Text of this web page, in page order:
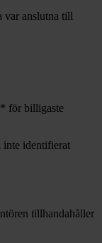
var anslutna till
* för billigaste
inte identifierat
tillhandahåller